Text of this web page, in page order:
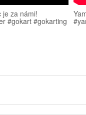
je za námi!
#gokart #gokarting